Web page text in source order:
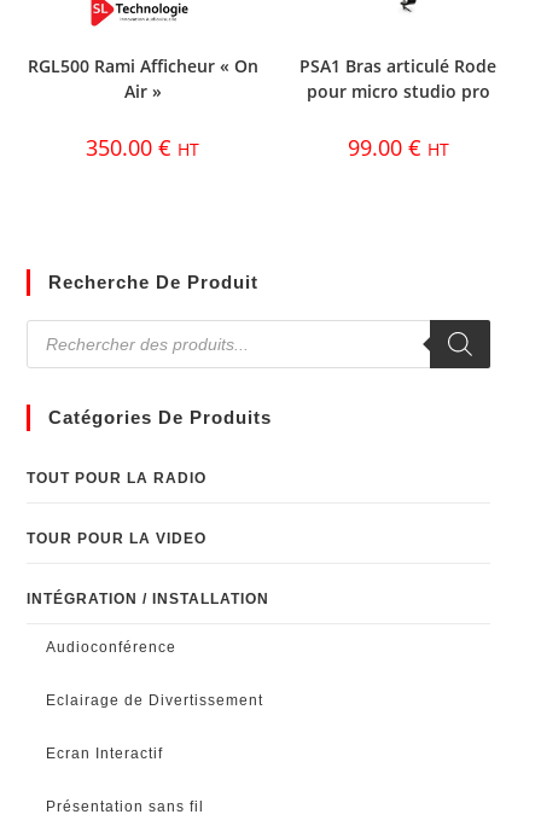
RGL500 Rami Afficheur « On
Air »
350.00€ HT
PSA1 Bras articulé Rode
pour micro studio pro
99.00 € HT
Recherche De Produit
Catégories De Produits
TOUT POUR LA RADIO
TOUR POUR LA VIDEO
INTÉGRATION / INSTALLATION
Audioconférence
Eclairage de Divertissement
Ecran Interactif
Présentation sans fil